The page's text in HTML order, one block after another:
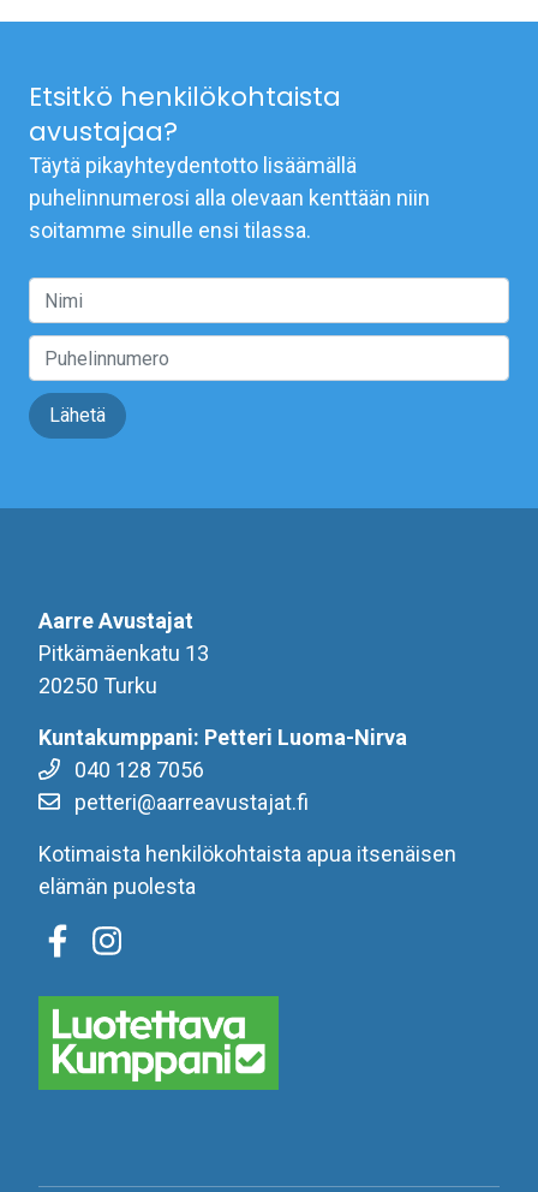
Etsitkö henkilökohtaista
avustajaa?
Täytä pikayhteydentotto lisäämällä
puhelinnumerosi alla olevaan kenttään niin
soitamme sinulle ensi tilassa.
Lähetä
Aarre Avustajat
Pitkämäenkatu 13
20250 Turku
Kuntakumppani: Petteri Luoma-Nirva
040 128 7056
petteri@aarreavustajat.fi
Kotimaista henkilökohtaista apua itsenäisen
elämän puolesta